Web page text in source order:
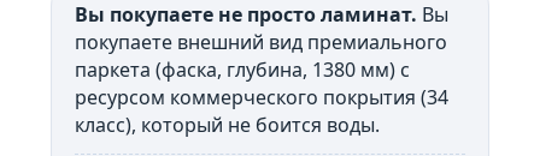
Вы покупаете не просто ламинат. Вы
покупаете внешний вид премиального
паркета (фаска, глубина, 1380 мм) с
ресурсом коммерческого покрытия (34
класс), который не боится воды.